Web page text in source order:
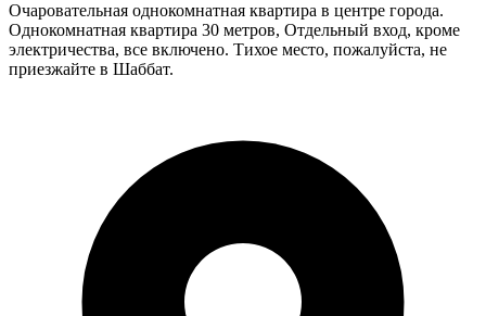
Очаровательная однокомнатная квартира в центре города.
Однокомнатная квартира 30 метров, Отдельный вход, кроме
электричества, все включено. Тихое место, пожалуйста, не
приезжайте в Шаббат.